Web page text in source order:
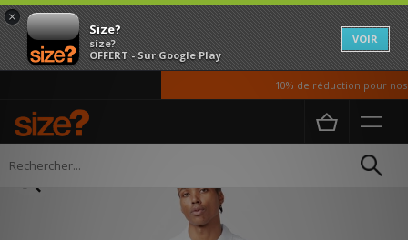
×
Size?
size?
OFFERT - Sur Google Play
VOIR
10% de réduction pour nos
Accueil Homme